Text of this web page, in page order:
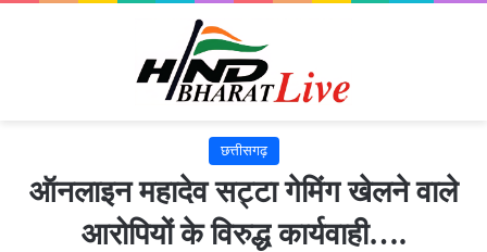
छत्तीसगढ़
ऑनलाइन महादेव सट्टा गेमिंग खेलने वाले
आरोपियों के विरुद्ध कार्यवाही….